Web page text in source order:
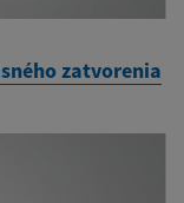
zatvorenia